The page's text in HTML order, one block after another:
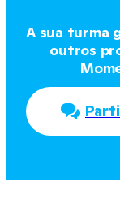
A sua turma
outros